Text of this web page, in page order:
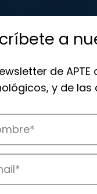
a
de
y de